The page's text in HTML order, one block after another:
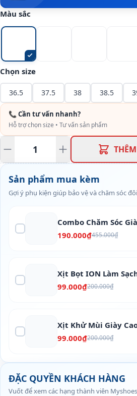
Màu sắc
Chọn size
36.5 37.5 38 38.5
📞 Cần tư vấn nhanh?
Hỗ trợ chọn size • Tư vấn sản phẩm
Sản phẩm mua kèm
Gợi ý phụ kiện giúp bảo vệ và chăm sóc
Combo Chăm Sóc
190.000₫455.000₫
Xịt Bọt ION Làm
99.000₫200.000₫
Xịt Khử Mùi Giày
99.000₫200.000₫
ĐẶC QUYỀN KHÁCH HÀNG
Vuốt để xem các hạng thành viên Myshoes